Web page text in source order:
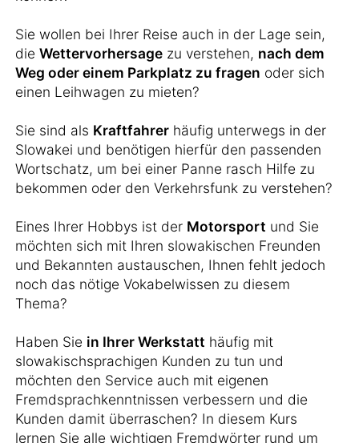
Sie wollen bei Ihrer Reise auch in der Lage sein,
die Wettervorhersage zu verstehen, nach dem
Weg oder einem Parkplatz zu fragen oder sich
einen Leihwagen zu mieten?
Sie sind als Kraftfahrer häufig unterwegs in der
Slowakei und benötigen hierfür den passenden
Wortschatz, um bei einer Panne rasch Hilfe zu
bekommen oder den Verkehrsfunk zu verstehen?
Eines Ihrer Hobbys ist der Motorsport und Sie
möchten sich mit Ihren slowakischen Freunden
und Bekannten austauschen, Ihnen fehlt jedoch
noch das nötige Vokabelwissen zu diesem
Thema?
Haben Sie in Ihrer Werkstatt häufig mit
slowakischsprachigen Kunden zu tun und
möchten den Service auch mit eigenen
Fremdsprachkenntnissen verbessern und die
Kunden damit überraschen? In diesem Kurs
lernen Sie alle wichtigen Fremdwörter rund um